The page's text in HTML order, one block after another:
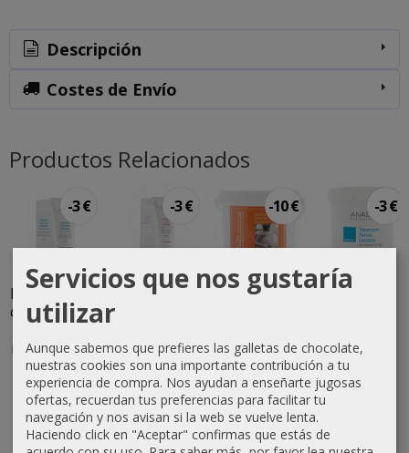
Descripción
Costes de Envío
Productos Relacionados
-3 €
Hidratante
cutis secos
normales...
22,92 €
25,92 €
-3 €
Hidratante
200ml...
22,36 €
25,36 €
-10 €
Mousse
de...
51,55 €
61,55 €
-3 €
Crema
cansadas...
23,36 €
Servicios que nos gustaría
utilizar
Aunque sabemos que prefieres las galletas de chocolate,
nuestras cookies son una importante contribución a tu
experiencia de compra. Nos ayudan a enseñarte jugosas
ofertas, recuerdan tus preferencias para facilitar tu
navegación y nos avisan si la web se vuelve lenta.
Haciendo click en "Aceptar" confirmas que estás de